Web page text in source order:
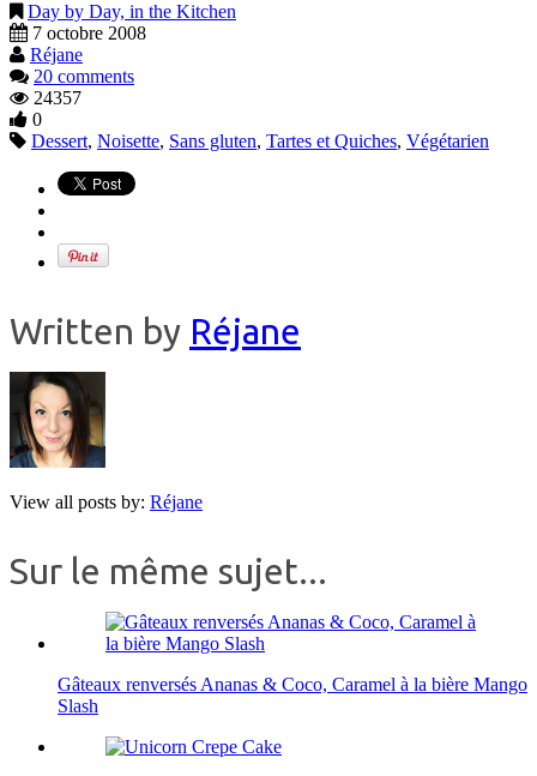
Day by Day, in the Kitchen
7 octobre 2008
Réjane
20 comments
24357
0
Dessert, Noisette, Sans gluten, Tartes et Quiches, Végétarien
Written by Réjane
View all posts by: Réjane
Sur le même sujet...
Gâteaux renversés Ananas & Coco, Caramel à la bière Mango
Slash